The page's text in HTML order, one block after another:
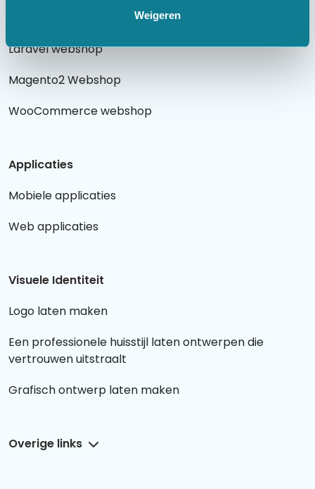
Weigeren
Laravel webshop
Magento2 Webshop
WooCommerce webshop
Applicaties
Mobiele applicaties
Web applicaties
Visuele Identiteit
Logo laten maken
Een professionele huisstijl laten ontwerpen die
vertrouwen uitstraalt
Grafisch ontwerp laten maken
Overige links